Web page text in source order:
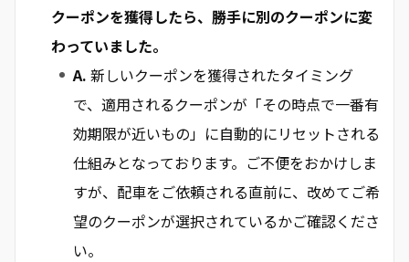
クーポンを獲得したら、勝手に別のクーポンに変
わっていました。
A. 新しいクーポンを獲得されたタイミング
で、適用されるクーポンが「その時点で一番有
効期限が近いもの」に自動的にリセットされる
仕組みとなっております。ご不便をおかけしま
すが、配車をご依頼される直前に、改めてご希
望のクーポンが選択されているかご確認くださ
い。